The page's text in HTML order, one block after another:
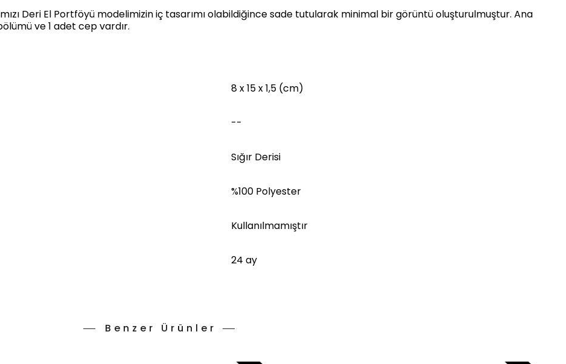
Deri El Portföyü modelimizin iç tasarımı olabildiğince sade tutularak minimal bir görüntü oluşturulmuştur. Ana
ve 1 adet cep vardır.
8 x 15 x 1,5 (cm)
--
Sığır Derisi
%100 Polyester
Kullanılmamıştır
24 ay
Benzer Ürünler